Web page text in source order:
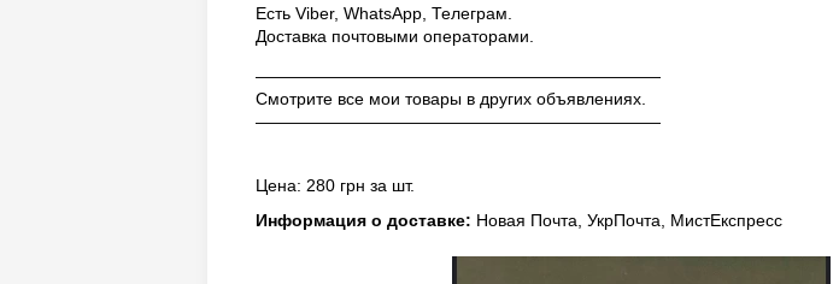
Есть Viber, WhatsApp, Телеграм.
Доставка почтовыми операторами.
————————————————————————
Смотрите все мои товары в других объявлениях.
————————————————————————
Цена: 280 грн за шт.
Информация о доставке: Новая Почта, УкрПочта, МистЕкспресс